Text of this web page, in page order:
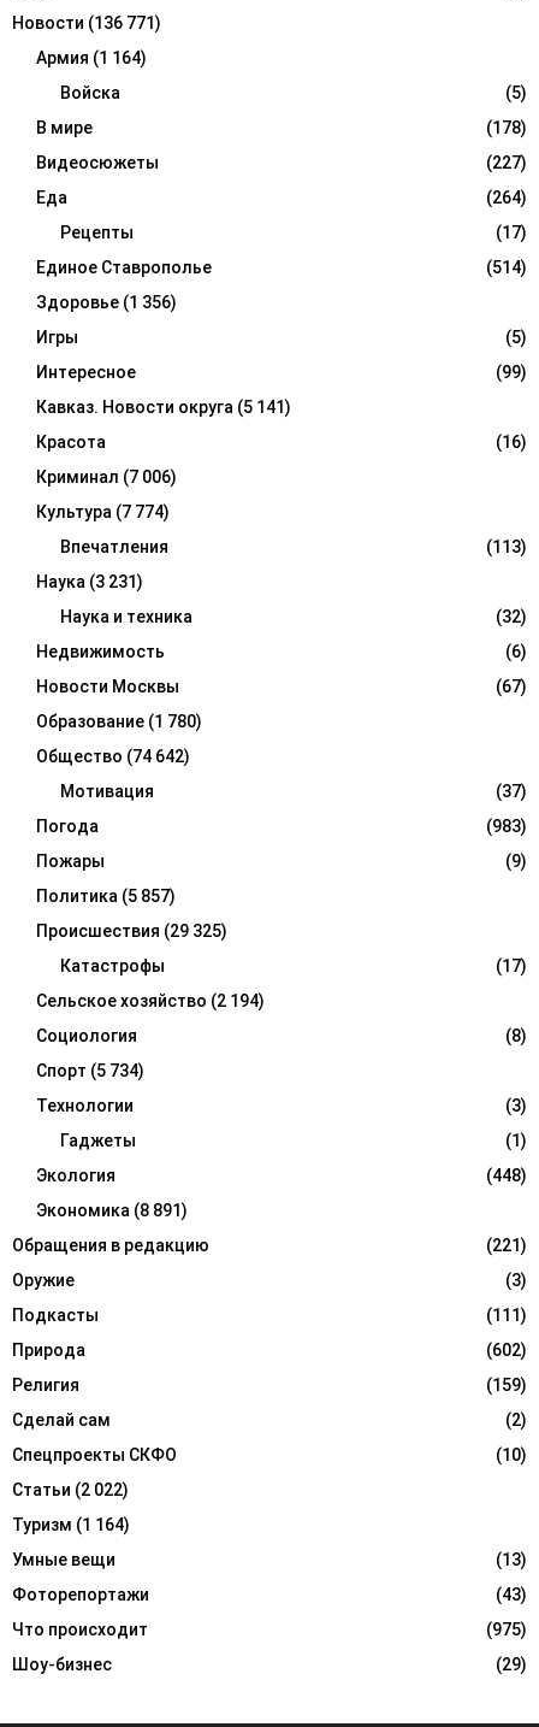
Новости (136 771)
Армия (1 164)
Войска
(5)
В мире
(178)
Видеосюжеты
(227)
Еда
(264)
Рецепты
(17)
Единое Ставрополье
(514)
Здоровье (1 356)
Игры
(5)
Интересное
(99)
Кавказ. Новости округа (5 141)
Красота
(16)
Криминал (7 006)
Культура (7 774)
Впечатления
(113)
Наука (3 231)
Наука и техника
(32)
Недвижимость
(6)
Новости Москвы
(67)
Образование (1 780)
Общество (74 642)
Мотивация
(37)
Погода
(983)
Пожары
(9)
Политика (5 857)
Происшествия (29 325)
Катастрофы
(17)
Сельское хозяйство (2 194)
Социология
(8)
Спорт (5 734)
Технологии
(3)
Гаджеты
(1)
Экология
(448)
Экономика (8 891)
Обращения в редакцию
(221)
Оружие
(3)
Подкасты
(111)
Природа
(602)
Религия
(159)
Сделай сам
(2)
Спецпроекты СКФО
(10)
Статьи (2 022)
Туризм (1 164)
Умные вещи
(13)
Фоторепортажи
(43)
Что происходит
(975)
Шоу-бизнес
(29)